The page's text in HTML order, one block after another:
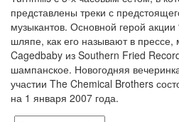
представлены треки с
музыкантов. Основной герой акции
шляпе, как его называют в
Cagedbaby из Southern Fried
шампанское. Новогодняя
участии The Chemical Brothers
на 1 января 2007 года.